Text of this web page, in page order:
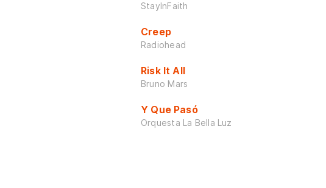
StayInFaith
Creep
Radiohead
Risk It All
Bruno Mars
Y Que Pasó
Orquesta La Bella Luz